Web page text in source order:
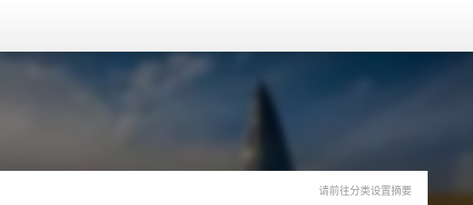
请前往分类设置摘要